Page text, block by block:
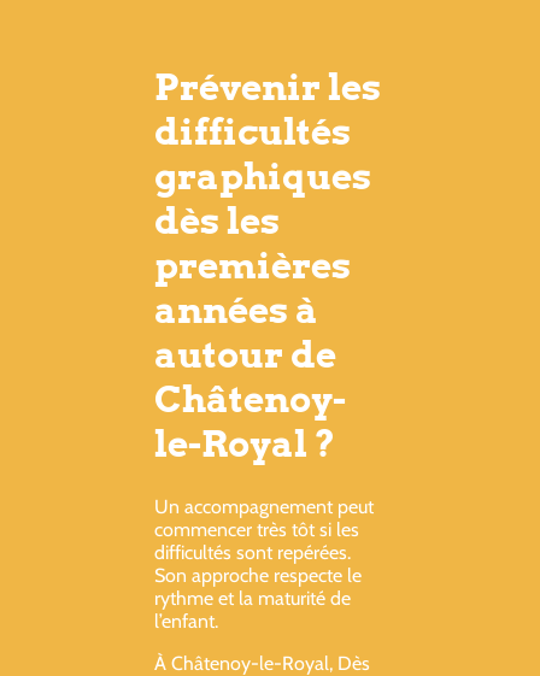
Prévenir les
difficultés
graphiques
dès les
premières
années à
autour de
Châtenoy-
le-Royal ?
Un accompagnement peut
commencer très tôt si les
difficultés sont repérées.
Son approche respecte le
rythme et la maturité de
l’enfant.
À Châtenoy-le-Royal, Dès